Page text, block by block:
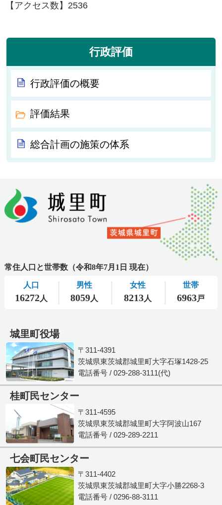
【アクセス数】 2536
行政評価
行政評価の概要
評価結果
総合計画の施策の体系
城里町役場
〒311-4391
茨城県東茨城郡城里町大字石塚1428-25
電話番号 / 029-288-3111(代)
桂町民センター
〒311-4595
茨城県東茨城郡城里町大字阿波山167
電話番号 / 029-289-2211
七会町民センター
〒311-4402
茨城県東茨城郡城里町大字小勝2268-3
電話番号 / 0296-88-3111